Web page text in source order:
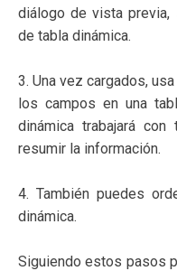
diálogo de vista previa,
de tabla dinámica.
3. Una vez cargados,
los campos en una
dinámica trabajará
resumir la información.
4. También puedes
dinámica.
Siguiendo estos pasos